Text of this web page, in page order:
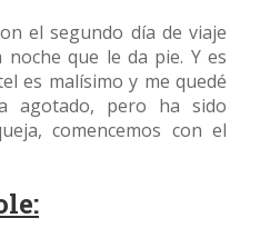
el segundo día de viaje
que le da pie. Y es
es malísimo y me quedé
agotado, pero ha sido
comencemos con el